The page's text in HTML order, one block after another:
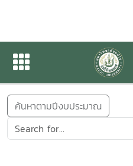
ข่าวสารกิจกรรม
ค้นหาตามปีงบประมาณ